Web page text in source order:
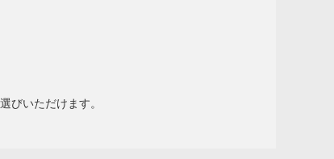
びいただけます。